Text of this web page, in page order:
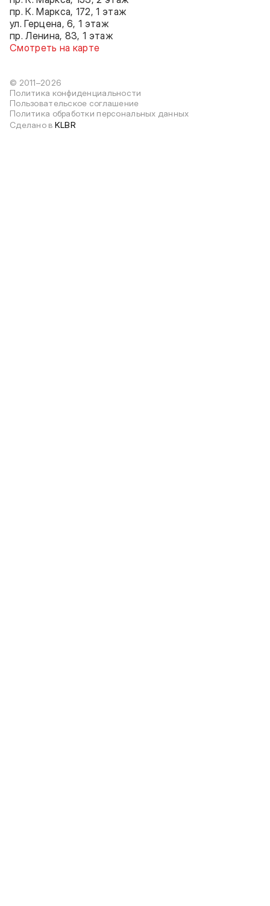
© 2011–2026
Политика конфиденциальности
Пользовательское соглашение
Политика обработки персональных данных
Сделано в KLBR
пр. К. Маркса, 172, 1 этаж
ул. Герцена, 6, 1 этаж
пр. Ленина, 83, 1 этаж
Смотреть на карте